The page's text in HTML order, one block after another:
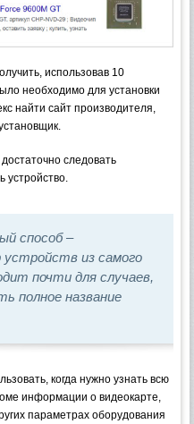
использовав 10
необходимо для установки
найти сайт производителя,
следовать
устройство.
способ –
устройств из самого
почти для случаев,
полное название
когда нужно узнать всю
информации о видеокарте,
параметрах оборудования